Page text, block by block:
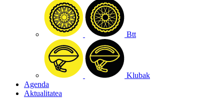
Btt
Klubak
Agenda
Aktualitatea